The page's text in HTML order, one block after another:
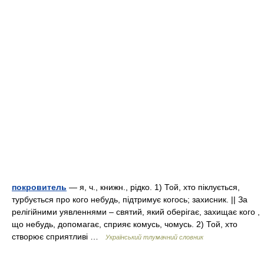
покровитель — я, ч., книжн., рідко. 1) Той, хто піклується,
турбується про кого небудь, підтримує когось; захисник. || За
релігійними уявленнями – святий, який оберігає, захищає кого ,
що небудь, допомагає, сприяє комусь, чомусь. 2) Той, хто
створює сприятливі …
Український тлумачний словник